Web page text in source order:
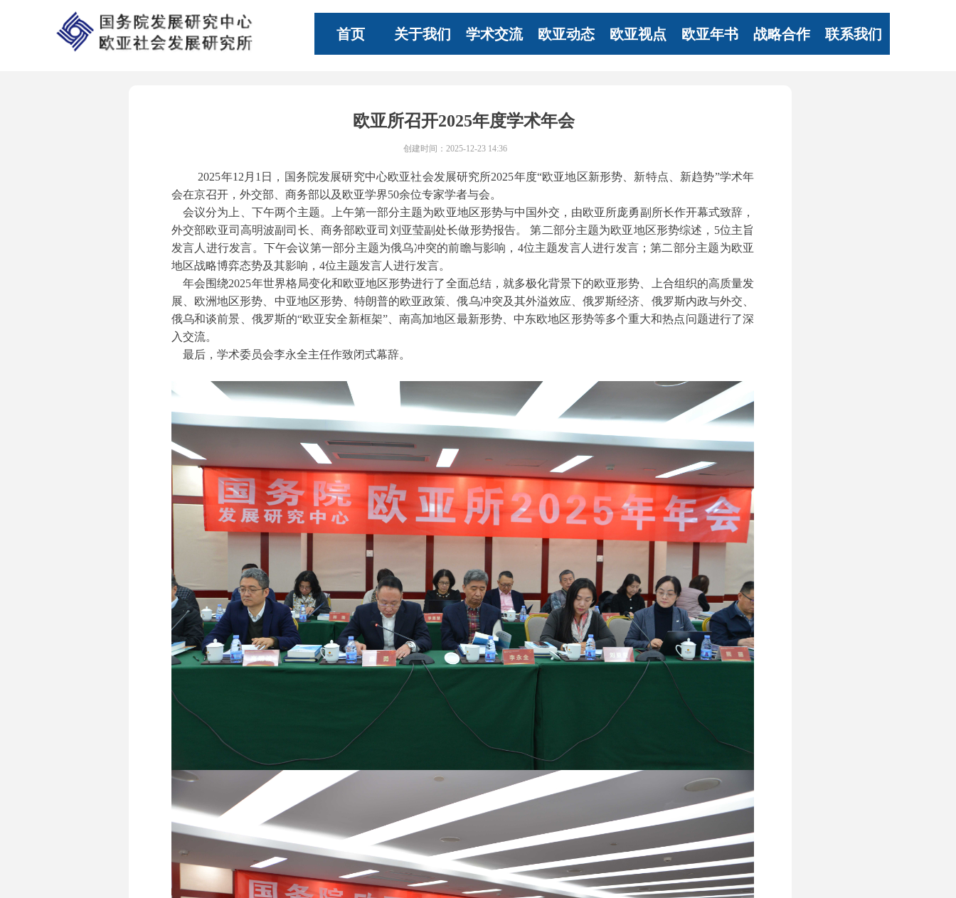
首页 关于我们 学术交流 欧亚动态 欧亚视点 欧亚年书 战略合作 联系我们
欧亚所召开2025年度学术年会
2025年12 月1日，国务院发展研究中心欧亚社会发展研究所2025年度“欧亚地区新形势、新特点、新趋势”学术年
会在京召开，外交部、商务部以及欧亚学界50余位专家学者与会。
会议分为上、下午两个主题。上午第一部分主题为欧亚地区形势与中国外交， 由欧亚所庞勇副所长作开幕式致辞，
外交部欧亚司高明波副司长、商务部欧亚司刘亚莹副处长做形势报告。 第二部分主题为欧亚地区形势综述，5位主旨
发言人进行发言。下午会议第一部分主题为俄乌冲突的前瞻与影响，4位主题发言人进行发言；第二部分主题为欧亚
地区战略博弈态势及其影响，4位主题发言人进行发言。
年会围绕2025年世界格局变化和欧亚地区形势进行了全面总结，就多极化背景下的欧亚形势、上合组织的高质量发
展、欧洲地区形势、中亚地区形势、特朗普的欧亚政策、俄乌冲突及其外溢效应、俄罗斯经济、俄罗斯内政与外交、
俄乌和谈前景、俄罗斯的“欧亚安全新框架”、南高加地区最新形势、中东欧地区形势等多个重大和热点问题进行了深
入交流。
最后，学术委员会李永全主任作致闭式幕辞。
创建时间： 2025-12-23 14:36